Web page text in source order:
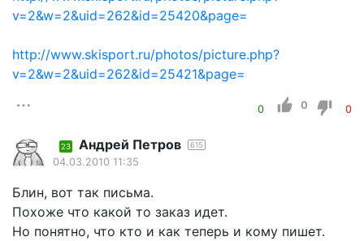
v=2&w=2&uid=262&id=25420&page=
http://www.skisport.ru/photos/picture.php?
v=2&w=2&uid=262&id=25421&page=
0 0 0
23 Андрей Петров 615
04.03.2010 11:35
Блин, вот так письма.
Похоже что какой то заказ идет.
Но понятно, что кто и как теперь и кому пишет.